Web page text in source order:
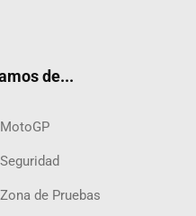
de...
MotoGP
Seguridad
Zona de Pruebas